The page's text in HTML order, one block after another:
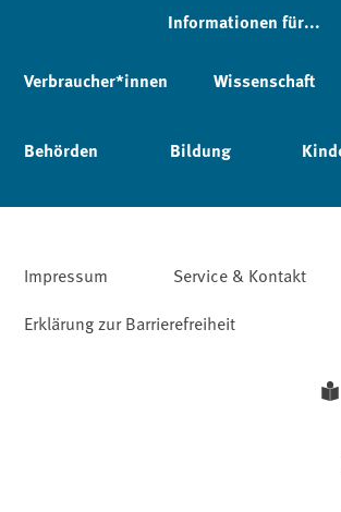
Informationen für...
Verbraucher*innen Wissenschaft
Behörden Bildung
Impressum Service & Kontakt
Erklärung zur Barrierefreiheit